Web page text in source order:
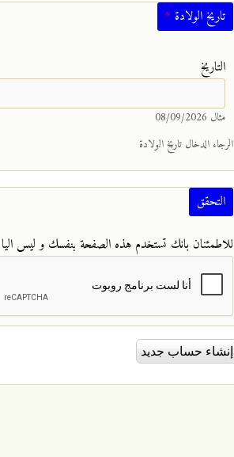
تاريخ الولادة *
‏التاريخ ‏
مثال 08/09/2026
الرجاء الدخال تاريخ الولادة
التحقق
للاطمئنان بانك تستخدم هذه الصفحة بنفسك و ليس اليا